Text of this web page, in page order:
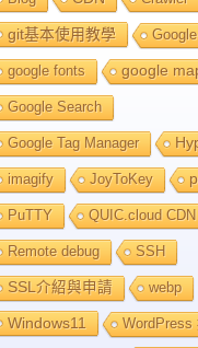
git基本使用教學
google fonts google
Google Search
Google Tag Manager
imagify JoyToKey
PuTTY QUIC.cloud CDN
Remote debug SSH
SSL介紹與申請 webp
Windows11 WordPress